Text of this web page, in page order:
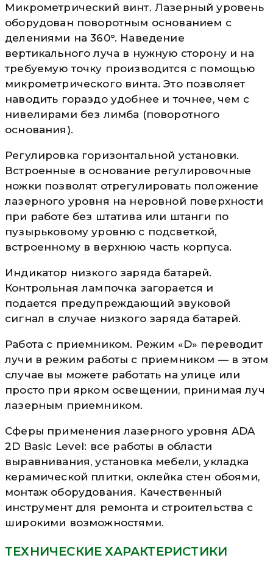
Микрометрический винт. Лазерный уровень
оборудован поворотным основанием с
делениями на 360°. Наведение
вертикального луча в нужную сторону и на
требуемую точку производится с помощью
микрометрического винта. Это позволяет
наводить гораздо удобнее и точнее, чем с
нивелирами без лимба (поворотного
основания).
Регулировка горизонтальной установки.
Встроенные в основание регулировочные
ножки позволят отрегулировать положение
лазерного уровня на неровной поверхности
при работе без штатива или штанги по
пузырьковому уровню с подсветкой,
встроенному в верхнюю часть корпуса.
Индикатор низкого заряда батарей.
Контрольная лампочка загорается и
подается предупреждающий звуковой
сигнал в случае низкого заряда батарей.
Работа с приемником. Режим «D» переводит
лучи в режим работы с приемником — в этом
случае вы можете работать на улице или
просто при ярком освещении, принимая луч
лазерным приемником.
Сферы применения лазерного уровня ADA
2D Basic Level: все работы в области
выравнивания, установка мебели, укладка
керамической плитки, оклейка стен обоями,
монтаж оборудования. Качественный
инструмент для ремонта и строительства с
широкими возможностями.
ТЕХНИЧЕСКИЕ ХАРАКТЕРИСТИКИ